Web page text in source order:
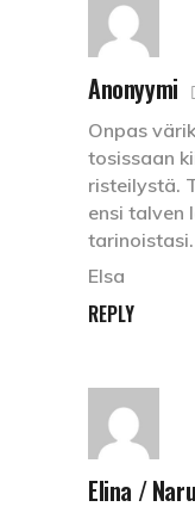
Anonyymi
Onpas
tosissaan
risteilystä.
ensi talven
Elsa
REPLY
Elina /